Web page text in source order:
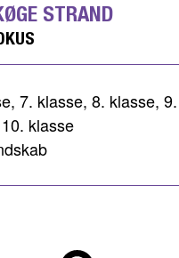
STRAND
7. klasse, 8. klasse, 9.
klasse